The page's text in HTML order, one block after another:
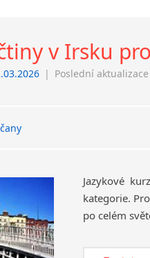
v Irsku
| Poslední aktualizace
Jazykové
kategorie.
po celém